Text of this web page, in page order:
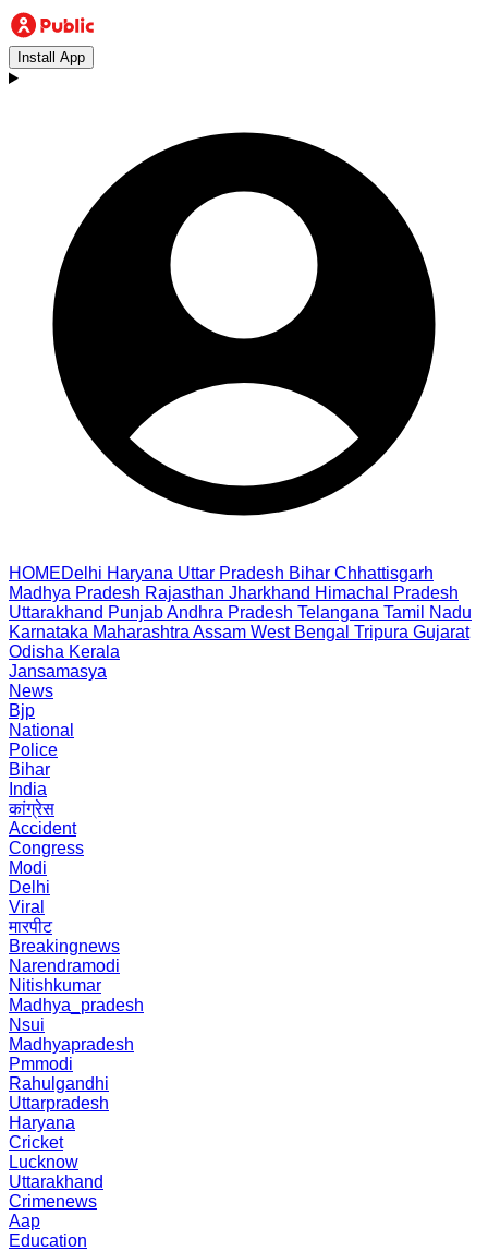
Install App
HOMEDelhi Haryana Uttar Pradesh Bihar Chhattisgarh
Madhya Pradesh Rajasthan Jharkhand Himachal Pradesh
Uttarakhand PunjabAndhra Pradesh Telangana Tamil Nadu
Karnataka Maharashtra Assam West Bengal Tripura Gujarat
Odisha Kerala
Jansamasya
News
Bjp
National
Police
Bihar
India
कांग्रेस
Accident
Congress
Modi
Delhi
Viral
मारपीट
Breakingnews
Narendramodi
Nitishkumar
Madhya_pradesh
Nsui
Madhyapradesh
Pmmodi
Rahulgandhi
Uttarpradesh
Haryana
Cricket
Lucknow
Uttarakhand
Crimenews
Aap
Education